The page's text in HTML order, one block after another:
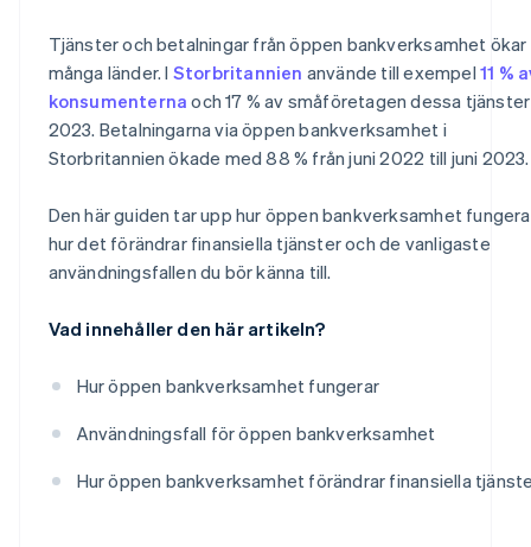
Ny betalningsteknik
Tjänster och betalningar från öppen bankverksamhet ökar
många länder. I Storbritannien använde till exempel 11 %
konsumenterna och 17 % av småföretagen dessa tjänster
2023. Betalningarna via öppen bankverksamhet i
Storbritannien ökade med 88 % från juni 2022 till juni 2023.
Den här guiden tar upp hur öppen bankverksamhet
hur det förändrar finansiella tjänster och de vanligaste
användningsfallen du bör känna till.
Vad innehåller den här artikeln?
Hur öppen bankverksamhet fungerar
Användningsfall för öppen bankverksamhet
Hur öppen bankverksamhet förändrar finansiella